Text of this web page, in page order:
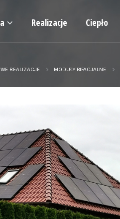
Realizacje Ciepło
REALIZACJE MODUŁY BIFACJALNE